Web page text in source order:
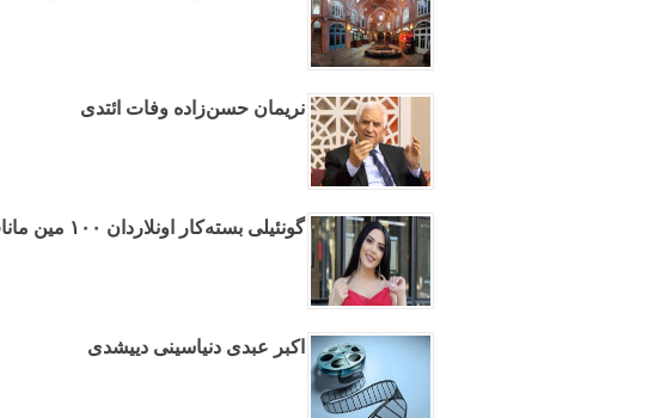
نریمان حسن‌زاده وفات ائتدی
گونئیلی بسته‌کار اونلاردان ۱۰۰ مین مانات طلب ائدیر - ویدئو
اکبر عبدی دنیاسینی دییشدی